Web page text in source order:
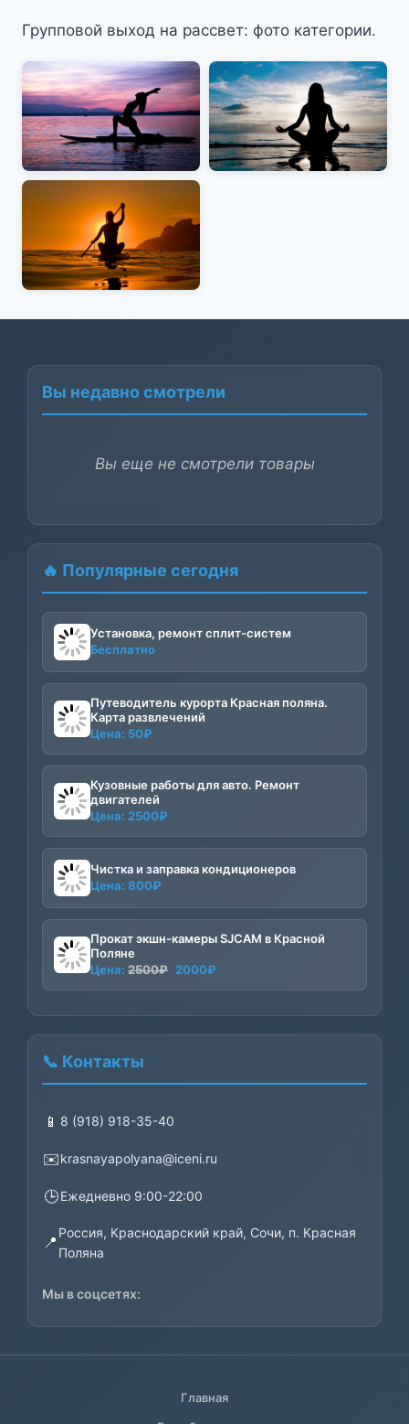
Групповой выход на рассвет: фото категории.
Вы недавно смотрели
Вы еще не смотрели товары
🔥 Популярные сегодня
Установка, ремонт сплит-систем
Бесплатно
Путеводитель курорта Красная поляна.
Карта развлечений
Цена: 50₽
Кузовные работы для авто. Ремонт
двигателей
Цена: 2500₽
Чистка и заправка кондиционеров
Цена: 800₽
Прокат экшн-камеры SJCAM в Красной
Поляне
Цена: 2500₽ Первоначальная
2000₽
📞 Контакты
📱 8 (918) 918-35-40
✉️krasnayapolyana@iceni.ru
🕒Ежедневно 9:00-22:00
📍
Россия, Краснодарский край, Сочи, п. Красная
Поляна
Мы в соцсетях:
Главная